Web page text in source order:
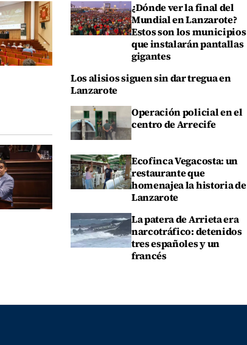
¿Dónde ver la final del
Mundial en Lanzarote?
Estos son los municipios
que instalarán pantallas
gigantes
Los alisios siguen sin dar tregua en
Lanzarote
Operación policial en el
centro de Arrecife
Ecofinca Vegacosta: un
restaurante que
homenajea la historia de
Lanzarote
La patera de Arrieta era
narcotráfico: detenidos
tres españoles y un
francés